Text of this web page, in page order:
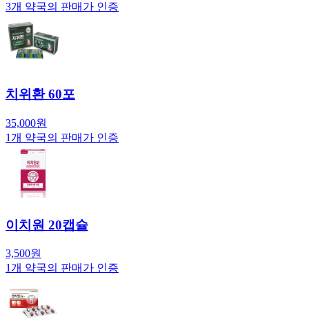
3개 약국의 판매가 인증
치위환 60포
35,000원
1개 약국의 판매가 인증
이치원 20캡슐
3,500원
1개 약국의 판매가 인증